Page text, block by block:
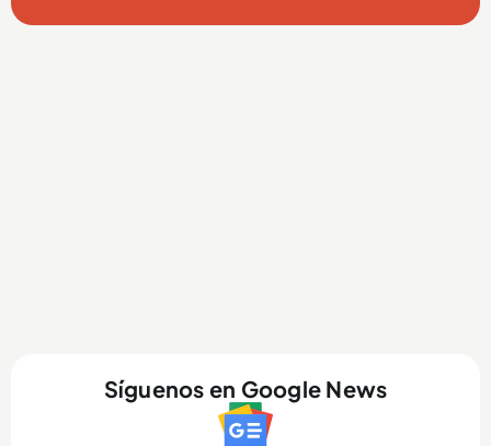
Síguenos en Google News